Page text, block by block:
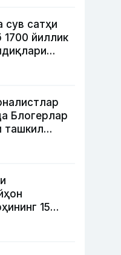
сув сатҳи
1700 йиллик
Блогерлар
ташкил
15
турк